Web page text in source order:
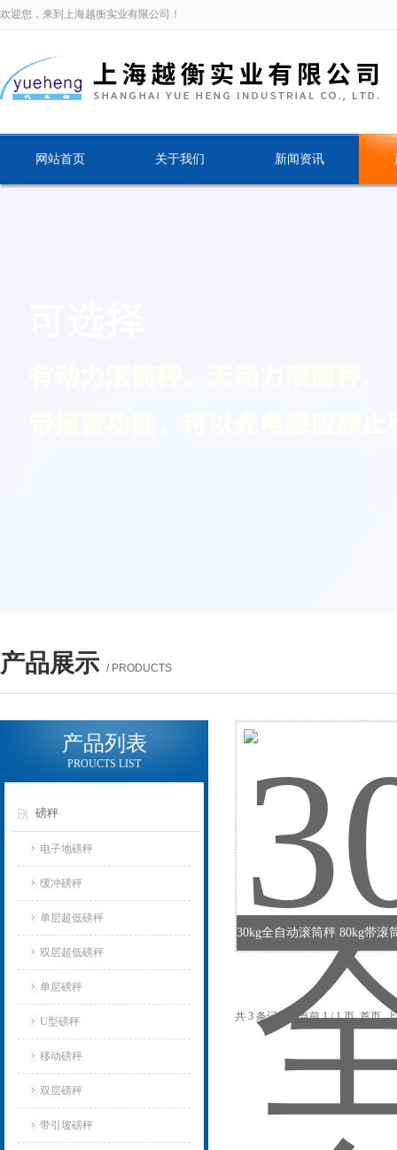
欢迎您，来到上海越衡实业有限公司！
网站首页 关于我们 新闻资讯
产品展示 / PRODUCTS
产品列表
PROUCTS LIST
磅秤
电子地磅秤
缓冲磅秤
单层超低磅秤
双层超低磅秤
单层磅秤
U型磅秤
移动磅秤
双层磅秤
带引坡磅秤
共 3 条记录，当前 1 / 1 页 首页